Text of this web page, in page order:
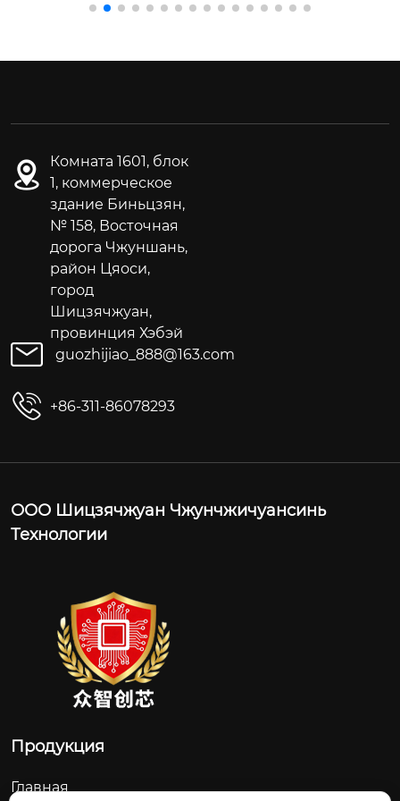
Комната 1601, блок
1, коммерческое
здание Биньцзян,
№ 158, Восточная
дорога Чжуншань,
район Цяоси,
город
Шицзячжуан,
провинция Хэбэй
guozhijiao_888@163.com
+86-311-86078293
ООО Шицзячжуан Чжунчжичуансинь
Технологии
Продукция
Главная